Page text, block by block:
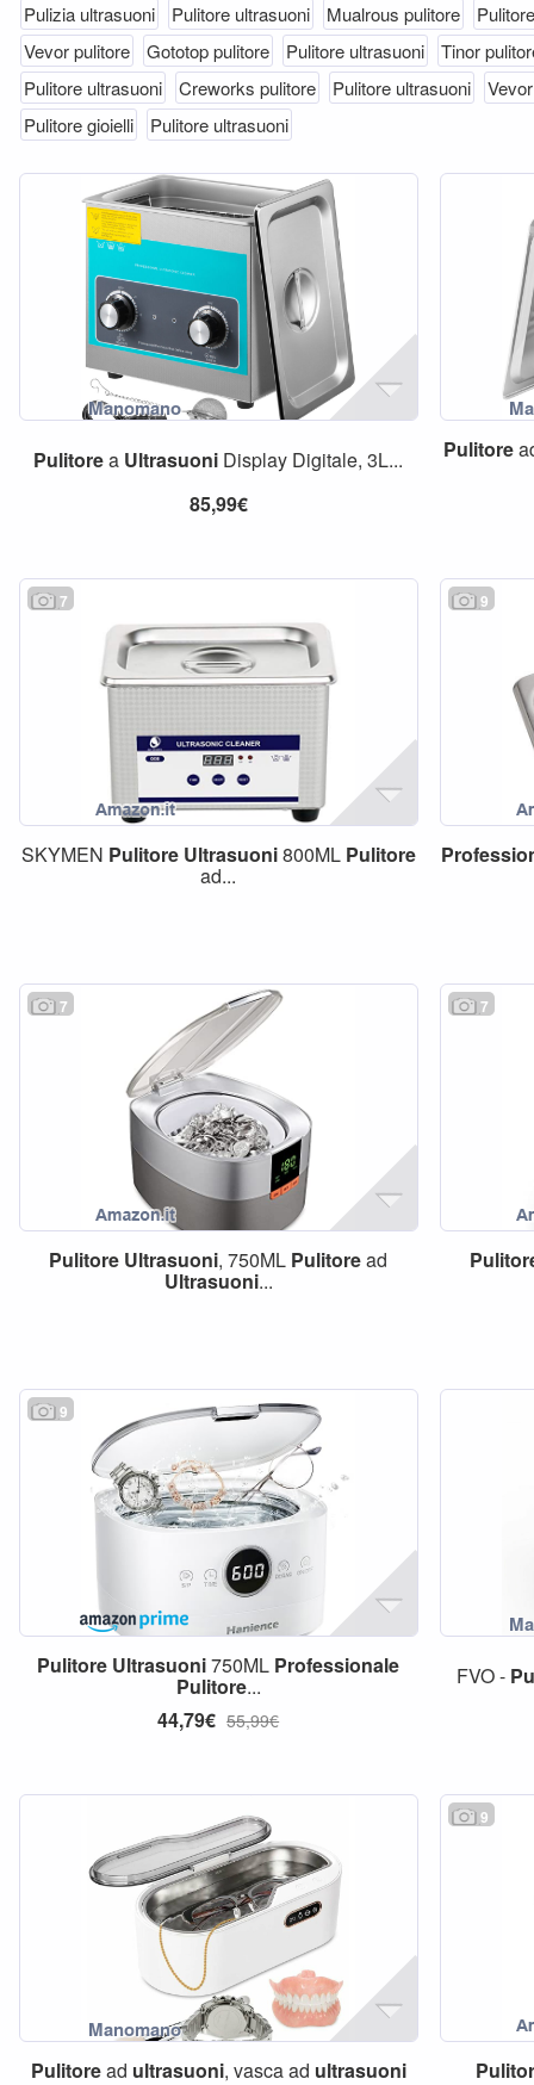
Pulizia ultrasuoni
Pulitore ultrasuoni Mualrous pulitore
Vevor pulitore
Gototop pulitore Pulitore ultrasuoni
Tinor
Pulitore ultrasuoni
Creworks pulitore Pulitore ultrasuoni
Pulitore gioielli
Pulitore ultrasuoni
Pulitorea Ultrasuoni Display Digitale, 3L...
85,99€
Pulitore
7
SKYMEN Pulitore Ultrasuoni800ML Pulitore
ad...
9
7
Pulitore Ultrasuoni, 750ML Pulitoread
Ultrasuoni...
7
9
Pulitore Ultrasuoni750ML Professionale
Pulitore...
44,79€ 55,99€
FVO -
Pulitoread ultrasuoni, vasca ad ultrasuoni
9